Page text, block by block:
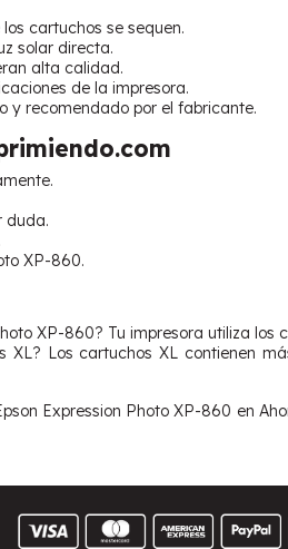
cartuchos se sequen.
solar directa.
alta calidad.
de la impresora.
y recomendado por el fabricante.
duda.
XP-860.
XP-860? Tu impresora utiliza los
Los cartuchos XL contienen
Expression Photo XP-860 en